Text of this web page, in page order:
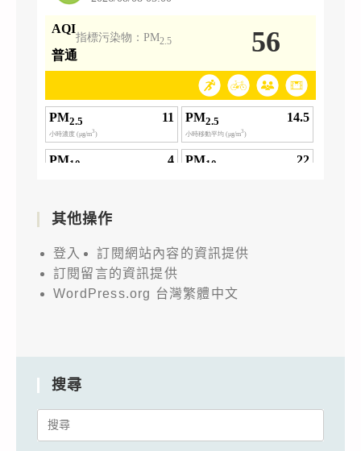
其他操作
登入
訂閱網站內容的資訊提供
訂閱留言的資訊提供
WordPress.org 台灣繁體中文
搜尋
Search